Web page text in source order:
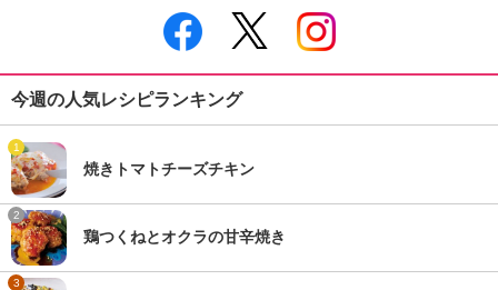
今週の人気レシピランキング
1
焼きトマトチーズチキン
2
鶏つくねとオクラの甘辛焼き
3